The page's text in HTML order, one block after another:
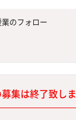
のフォロー
募集は終了致しま